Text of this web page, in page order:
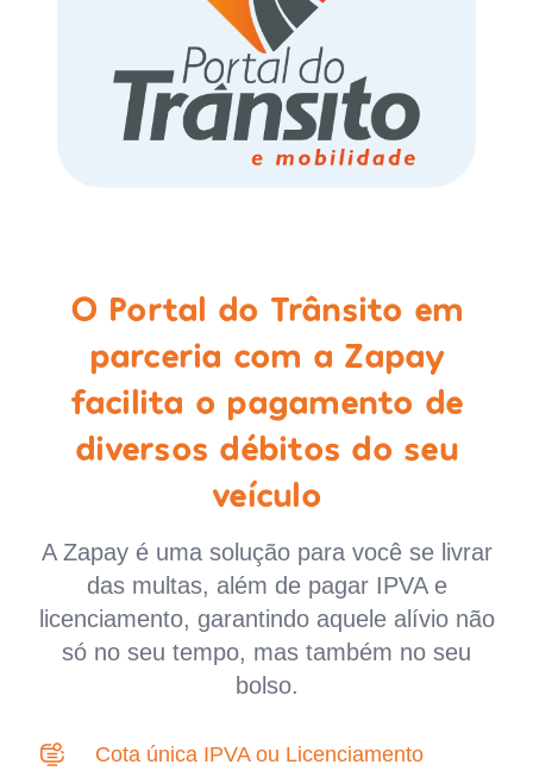
O Portal do Trânsito em
parceria com a Zapay
facilita o pagamento de
diversos débitos do seu
veículo
A Zapay é uma solução para você se livrar
das multas, além de pagar IPVA e
licenciamento, garantindo aquele alívio não
só no seu tempo, mas também no seu
bolso.
Cota única IPVA ou Licenciamento